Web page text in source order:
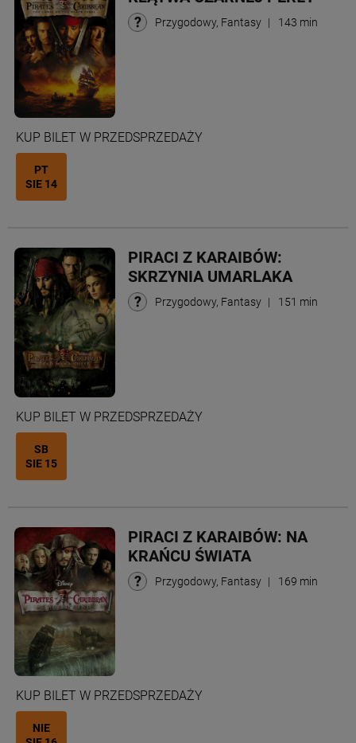
Przygodowy, Fantasy | 143 min
KUP BILET W PRZEDSPRZEDAŻY
PT
SIE 14
PIRACI Z KARAIBÓW:
SKRZYNIA UMARLAKA
Przygodowy, Fantasy | 151 min
KUP BILET W PRZEDSPRZEDAŻY
SB
SIE 15
PIRACI Z KARAIBÓW: NA
KRAŃCU ŚWIATA
Przygodowy, Fantasy | 169 min
KUP BILET W PRZEDSPRZEDAŻY
NIE